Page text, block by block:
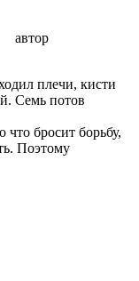
автор
плечи, кисти
Семь потов
бросит борьбу,
Поэтому